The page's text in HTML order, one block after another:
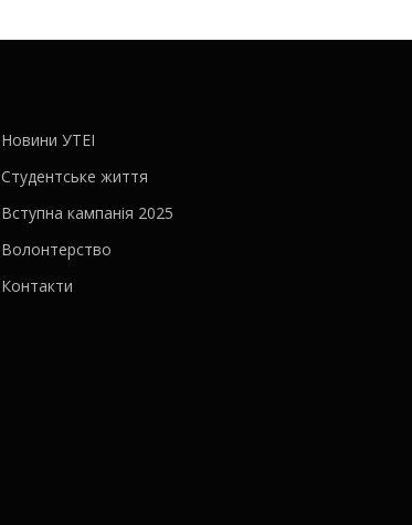
Новини УТЕІ
Студентське життя
Вступна кампанія 2025
Волонтерство
Контакти